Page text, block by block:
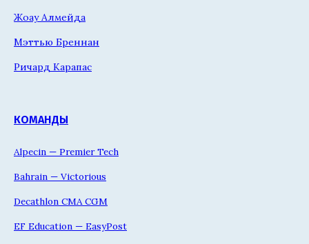
Жоау Алмейда
Мэттью Бреннан
Ричард Карапас
КОМАНДЫ
Alpecin — Premier Tech
Bahrain — Victorious
Decathlon CMA CGM
EF Education — EasyPost